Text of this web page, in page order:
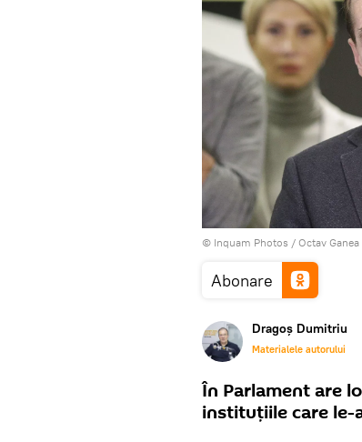
© Inquam Photos / Octav Ganea
Abonare
Dragoș Dumitriu
Materialele autorului
În Parlament are
instituțiile care le-